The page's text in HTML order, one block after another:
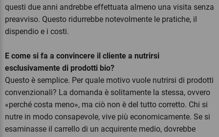
questi due anni andrebbe effettuata almeno una visita senza
preavviso. Questo ridurrebbe notevolmente le pratiche, il
dispendio e i costi.
E come si fa a convincere il cliente a nutrirsi
esclusivamente di prodotti bio?
Questo è semplice. Per quale motivo vuole nutrirsi di prodotti
convenzionali? La domanda è solitamente la stessa, ovvero
«perché costa meno», ma ciò non è del tutto corretto. Chi si
nutre in modo consapevole, vive più economicamente. Se si
esaminasse il carrello di un acquirente medio, dovrebbe